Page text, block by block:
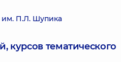
им. П.Л. Шупика
курсов тематического